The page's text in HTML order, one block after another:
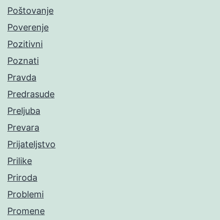
Poštovanje
Poverenje
Pozitivni
Poznati
Pravda
Predrasude
Preljuba
Prevara
Prijateljstvo
Prilike
Priroda
Problemi
Promene